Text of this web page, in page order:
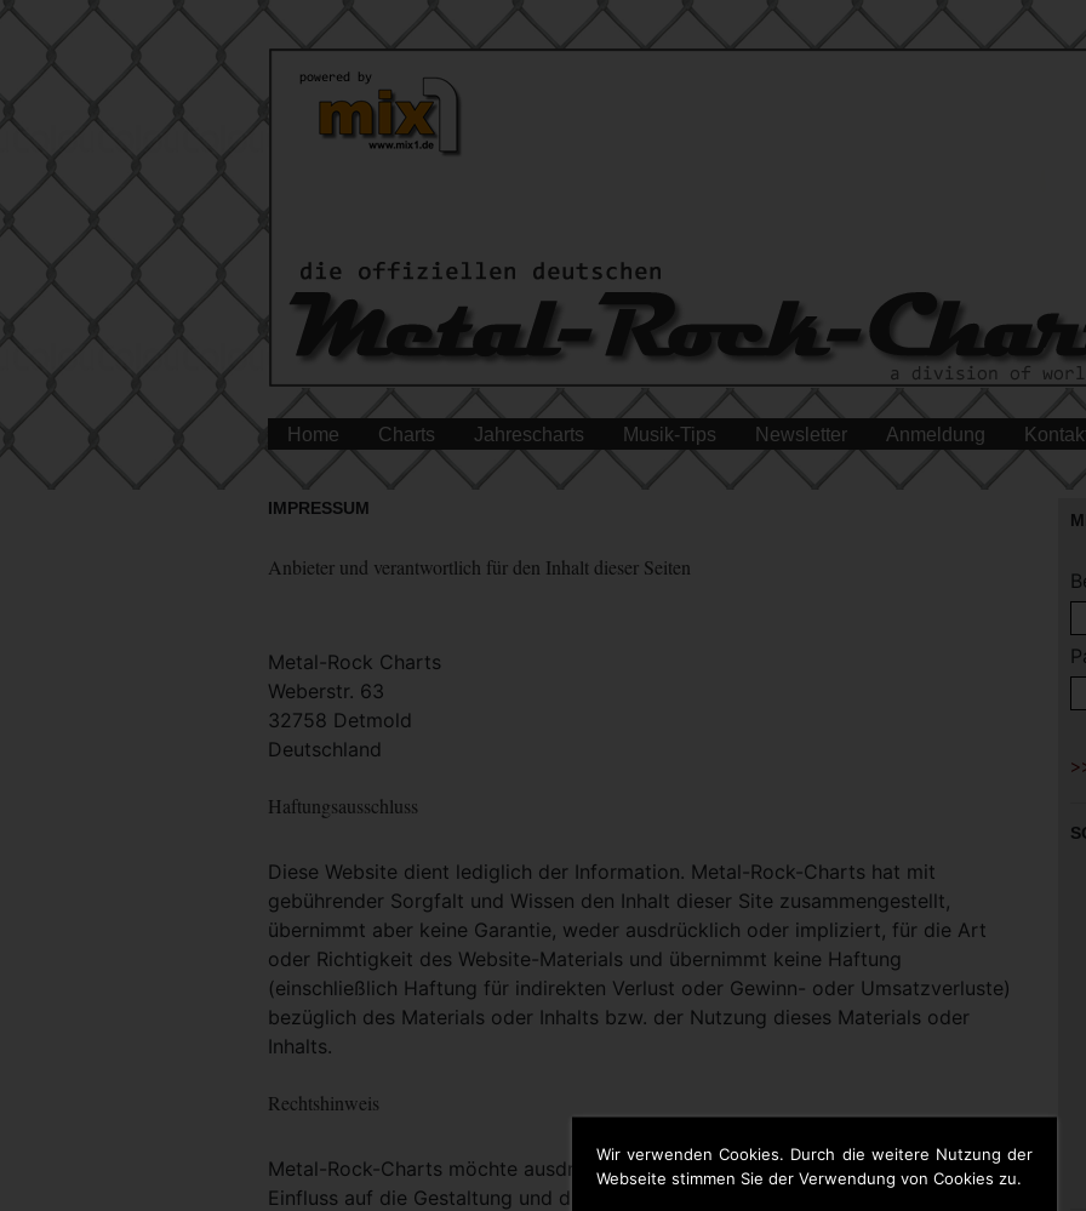
Wir verwenden Cookies. Durch die weitere Nutzung der
Webseite stimmen Sie der Verwendung von Cookies zu.
Home Charts Jahrescharts Musik-Tips Newsletter Anmeldung
IMPRESSUM
Anbieter und verantwortlich für den Inhalt dieser Seiten
Metal-Rock Charts
Weberstr. 63
32758 Detmold
Deutschland
Haftungsausschluss
Diese Website dient lediglich der Information. Metal-Rock-Charts hat mit
gebührender Sorgfalt und Wissen den Inhalt dieser Site zusammengestellt,
übernimmt aber keine Garantie, weder ausdrücklich oder impliziert, für die Art
oder Richtigkeit des Website-Materials und übernimmt keine Haftung
(einschließlich Haftung für indirekten Verlust oder Gewinn- oder Umsatzverluste)
bezüglich des Materials oder Inhalts bzw. der Nutzung dieses Materials oder
Inhalts.
Rechtshinweis
Metal-Rock-Charts möchte ausdrücklich darauf hinweisen, dass sie keinerlei
Einfluss auf die Gestaltung und die Inhalte gelinkter Seiten hat. Deshalb distanziert